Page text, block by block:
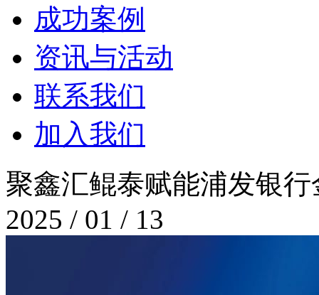
成功案例
资讯与活动
联系我们
加入我们
聚鑫汇鲲泰赋能浦发银
2025 / 01 / 13